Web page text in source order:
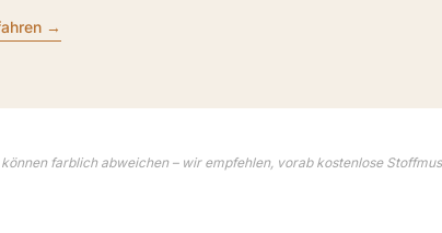
→
farblich abweichen – wir empfehlen, vorab kostenlose